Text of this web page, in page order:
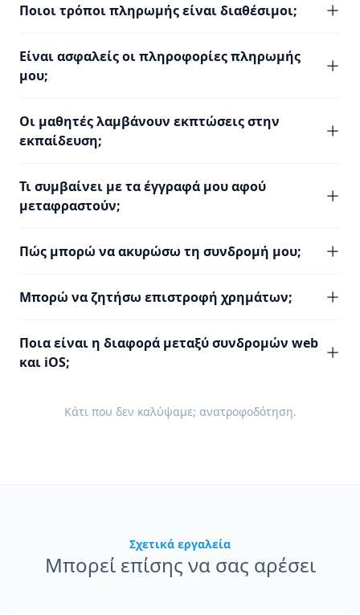
Ποιοι τρόποι πληρωμής είναι διαθέσιμοι;
Είναι ασφαλείς οι πληροφορίες πληρωμής
μου;
Οι μαθητές λαμβάνουν εκπτώσεις στην
εκπαίδευση;
Τι συμβαίνει με τα έγγραφά μου αφού
μεταφραστούν;
Πώς μπορώ να ακυρώσω τη συνδρομή μου;
Μπορώ να ζητήσω επιστροφή χρημάτων;
Ποια είναι η διαφορά μεταξύ συνδρομών web
και iOS;
Κάτι που δεν καλύψαμε; ανατροφοδότηση.
Σχετικά εργαλεία
Μπορεί επίσης να σας αρέσει